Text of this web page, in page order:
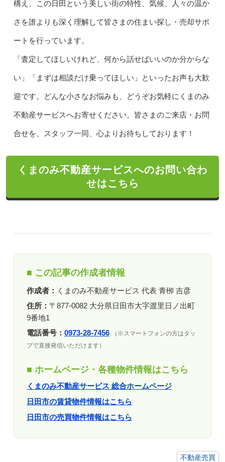
構え、この日田という美しい街の特性、気候、人々の温か
さを誰よりも深く理解して皆さまの住まい探し・売却サポ
ートを行っています。
「査定してほしいけれど、何から話せばいいのか分からな
い」「まずは相談だけ乗ってほしい」といったお声も大歓
迎です。どんな小さなお悩みも、どうぞお気軽にくまのみ
不動産サービスへお寄せください。皆さまのご来店・お問
合せを、スタッフ一同、心よりお待ちしております！
くまのみ不動産サービスへのお問い合わ
せはこちら
■ この記事の作成者情報
作成者： くまのみ不動産サービス 代表 青栁 吉彦
住所： 〒877-0082 大分県日田市大字渡里日ノ出町
9番地1
電話番号： 0973-28-7456
（※スマートフォンの方はタッ
プで直接発信いただけます）
■ ホームページ・各種物件情報はこちら
くまのみ不動産サービス 総合ホームページ
日田市の賃貸物件情報はこちら
日田市の売買物件情報はこちら
不動産売買